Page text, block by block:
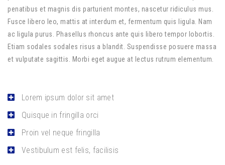
penatibus et magnis dis parturient montes, nascetur ridiculus mus.
Fusce libero leo, mattis at interdum et, fermentum quis ligula. Nam
ac ligula purus. Phasellus rhoncus ante quis libero tempor lobortis.
Etiam sodales sodales risus a blandit. Suspendisse posuere massa
et vulputate sagittis. Morbi eget augue at lectus rutrum elementum.
Lorem ipsum dolor sit amet
Quisque in fringilla orci
Proin vel neque fringilla
Vestibulum est felis, facilisis